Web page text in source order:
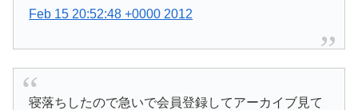
Feb 15 20:52:48 +0000 2012
寝落ちしたので急いで会員登録してアーカイブ見て